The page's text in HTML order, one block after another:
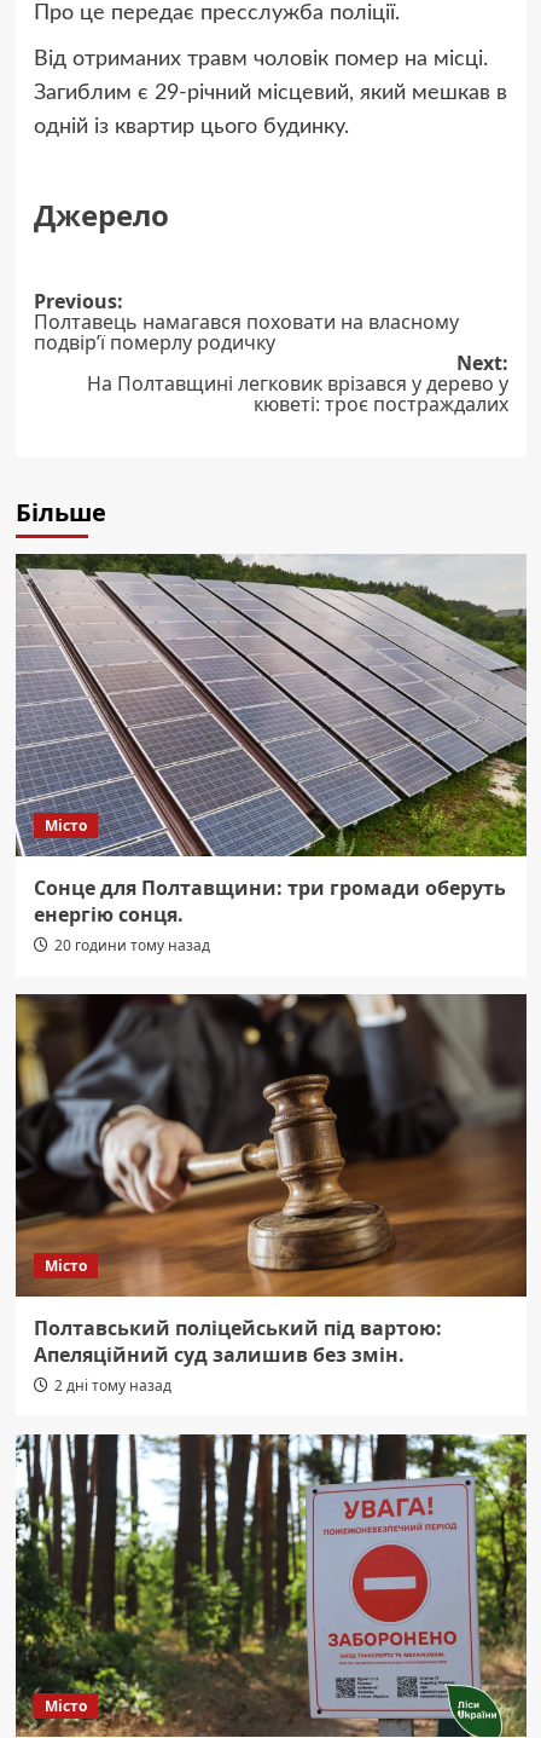
Про це передає пресслужба поліції.
Від отриманих травм чоловік помер на місці.
Загиблим є 29-річний місцевий, який мешкав в
одній із квартир цього будинку.
Джерело
Post
navigation
Previous:
Полтавець намагався поховати на власному
подвір’ї померлу родичку
Next:
На Полтавщині легковик врізався у дерево у
кюветі: троє постраждалих
Більше
Місто
Сонце для Полтавщини: три громади оберуть
енергію сонця.
20 години тому назад
Місто
Полтавський поліцейський під вартою:
Апеляційний суд залишив без змін.
2 дні тому назад
Місто